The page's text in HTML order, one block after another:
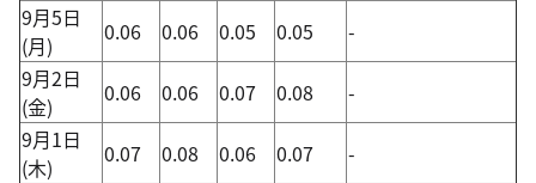
9月5日
(月)
0.06 0.06 0.05 0.05
-
9月2日
(金)
0.06 0.06 0.07 0.08
-
9月1日
(木)
0.07 0.08 0.06 0.07
-